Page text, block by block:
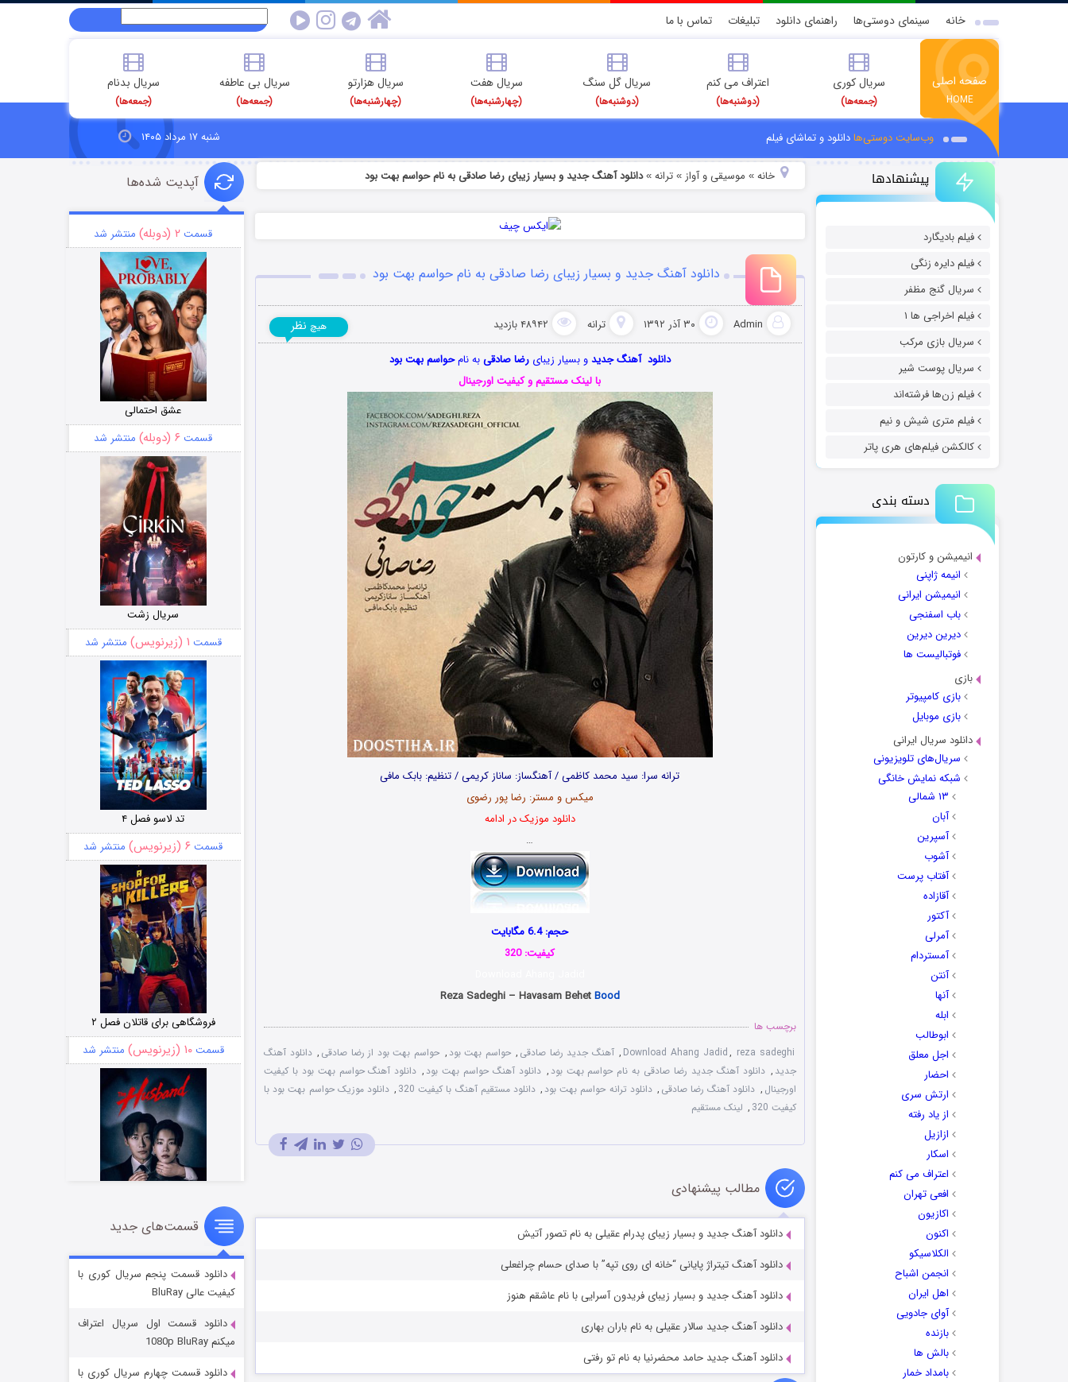
خانه سینمای دوستی‌ها راهنمای دانلود تبلیغات تماس با ما
صفحه اصلی
HOME
سریال کوری
(جمعه‌ها)
اعتراف می کنم
(دوشنبه‌ها)
سریال گل سنگ
(دوشنبه‌ها)
سریال هفت
(چهارشنبه‌ها)
سریال هزارتو
(چهارشنبه‌ها)
سریال بی عاطفه
(جمعه‌ها)
سریال بدنام
(جمعه‌ها)
وب‌سایت دوستی‌هادانلود و تماشای فیلم شنبه ۱۷ مرداد ۱۴۰۵
پیشنهادها
فیلم بادیگارد
فیلم دایره زنگی
سریال گنج مظفر
فیلم اخراجی ها ۱
سریال بازی مرکب
سریال پوست شیر
فیلم زن‌ها فرشته‌اند
فیلم متری شیش و نیم
کالکشن فیلم‌های هری پاتر
دسته بندی
انیمیشن و کارتون
انیمه ژاپنی
انیمیشن ایرانی
باب اسفنجی
دیرین دیرین
فوتبالیست ها
بازی
بازی کامپیوتر
بازی موبایل
دانلود سریال ایرانی
سریال‌های تلویزیونی
شبکه نمایش خانگی
۱۳ شمالی
آبان
آسپرین
آشوب
آفتاب پرست
آقازاده
آکتور
آمرلی
آمستردام
آنتن
آنها
ابله
ابوطالب
اجل معلق
احضار
ارتش سری
از یاد رفته
ازازیل
اسکار
اعتراف می کنم
افعی تهران
اکازیون
اکنون
الکلاسیکو
انجمن اشباح
اهل ایران
آوای جادویی
بازنده
بالش ها
بامداد خمار
خانه» موسیقی و آواز » ترانه»دانلود آهنگ جدید و بسیار زیبای رضا صادقی به نام حواسم بهت بود
دانلود آهنگ جدید و بسیار زیبای رضا صادقی به نام حواسم بهت بود
Admin ۳۰ آذر ۱۳۹۲ ترانه ۴۸۹۴۲ بازدید هیچ نظر
دانلود آهنگ جدیدو بسیار زیبایرضا صادقیبه نامحواسم بهت بود
با لینک مستقیم و کیفیت اورجینال
ترانه سرا: سید محمد کاظمی / آهنگساز: ساناز کریمی / تنظیم: بابک مافی
میکس و مستر: رضا پور رضوی
دانلود موزیک در ادامه
…
حجم: 6.4 مگابایت
کیفیت: 320
Reza Sadeghi – Havasam BehetBood
برچسب ها
Download Ahang Jadid, reza sadeghi
, آهنگ جدید رضا صادقی , حواسم بهت بود , حواسم بهت بود از رضا صادقی , دانلود آهنگ
جدید , دانلود آهنگ جدید رضا صادقی به نام حواسم بهت بود , دانلود آهنگ حواسم بهت بود , دانلود آهنگ حواسم بهت بود با کیفیت
اورجینال , دانلود آهنگ رضا صادقی , دانلود ترانه حواسم بهت بود , دانلود مستقیم آهنگ با کیفیت 320 , دانلود موزیک حواسم بهت بود با
کیفیت 320
, لینک مستقیم
مطالب پیشنهادی
دانلود آهنگ جدید و بسیار زیبای پدرام عقیلی به نام تصور آتیش
دانلود آهنگ تیتراژ پایانی “خانه ای روی تپه” با صدای حسام چراغعلی
دانلود آهنگ جدید و بسیار زیبای فریدون‬ آسرایی با نام عاشقم هنوز
دانلود آهنگ جدید سالار عقیلی به نام باران بهاری
دانلود آهنگ جدید حامد محضرنیا به نام تو رفتی
آپدیت شده‌ها
قسمت ۲ (دوبله) منتشر شد
عشق احتمالی
قسمت ۶ (دوبله) منتشر شد
سریال زشت
قسمت ۱ (زیرنویس) منتشر شد
تد لاسو فصل ۴
قسمت ۶ (زیرنویس) منتشر شد
فروشگاهی برای قاتلان فصل ۲
قسمت۱۰ (زیرنویس) منتشر شد
شوهر
قسمت۸ (زیرنویس) منتشر شد
قسمت‌های جدید
دانلود قسمت پنجم سریال کوری با
کیفیت عالی BluRay
دانلود قسمت اول سریال اعتراف
میکنم 1080p BluRay
دانلود قسمت چهارم سریال کوری با